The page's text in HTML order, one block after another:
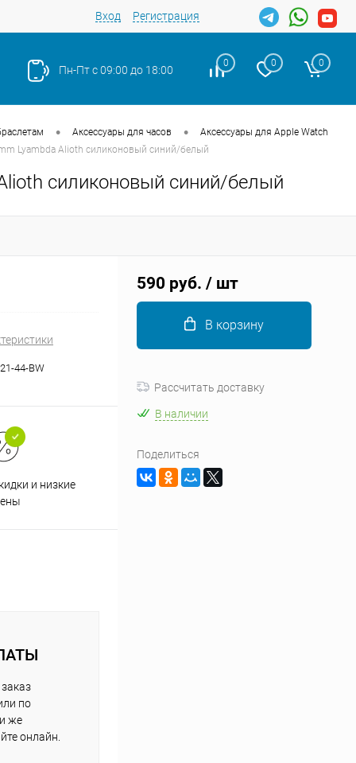
Вход Регистрация
Пн-Пт с 09:00 до 18:00
0 0 0
• Аксессуары для часов • Аксессуары для Apple Watch
Lyambda Alioth силиконовый синий/белый
силиконовый синий/белый
44-BW
и низкие
по
же
онлайн.
590 руб. / шт
В корзину
Рассчитать доставку
В наличии
Поделиться